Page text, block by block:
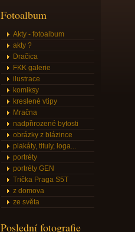
Fotoalbum
Akty - fotoalbum
akty ?
Dračica
FKK galerie
ilustrace
komiksy
kreslené vtipy
Mračna
nadpřirozené bytosti
obrázky z blázince
plakáty, tituly, loga...
portréty
portréty GEN
Trička Praga S5T
z domova
ze světa
Poslední fotografie